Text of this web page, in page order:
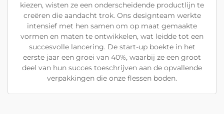
kiezen, wisten ze een onderscheidende productlijn te
creëren die aandacht trok. Ons designteam werkte
intensief met hen samen om op maat gemaakte
vormen en maten te ontwikkelen, wat leidde tot een
succesvolle lancering. De start-up boekte in het
eerste jaar een groei van 40%, waarbij ze een groot
deel van hun succes toeschrijven aan de opvallende
verpakkingen die onze flessen boden.